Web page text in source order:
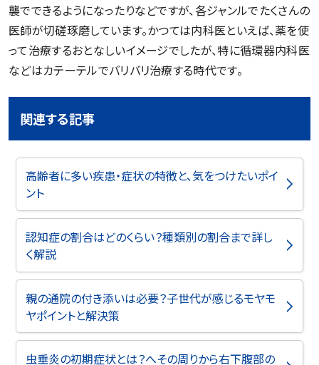
襲でできるようになったりなどですが、各ジャンルでたくさんの
医師が切磋琢磨しています。かつては内科医といえば、薬を使
って治療するおとなしいイメージでしたが、特に循環器内科医
などはカテーテルでバリバリ治療する時代です。
関連する記事
高齢者に多い疾患・症状の特徴と、気をつけたいポイ
ント
認知症の割合はどのくらい？種類別の割合まで詳し
く解説
親の通院の付き添いは必要？子世代が感じるモヤモ
ヤポイントと解決策
虫垂炎の初期症状とは？へその周りから右下腹部の